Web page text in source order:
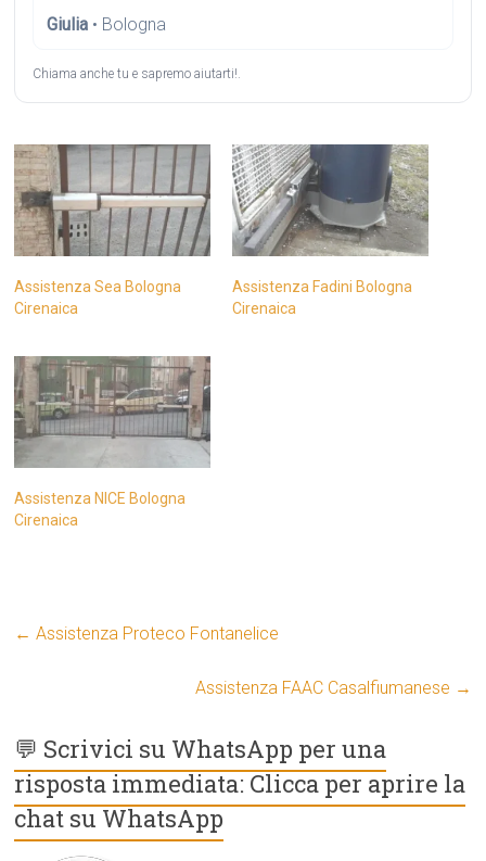
Giulia • Bologna
Chiama anche tu e sapremo aiutarti!.
Assistenza Sea Bologna
Cirenaica
Assistenza Fadini Bologna
Cirenaica
Assistenza NICE Bologna
Cirenaica
← Assistenza Proteco Fontanelice
Assistenza FAAC Casalfiumanese →
💬 Scrivici su WhatsApp per una
risposta immediata: Clicca per aprire la
chat su WhatsApp